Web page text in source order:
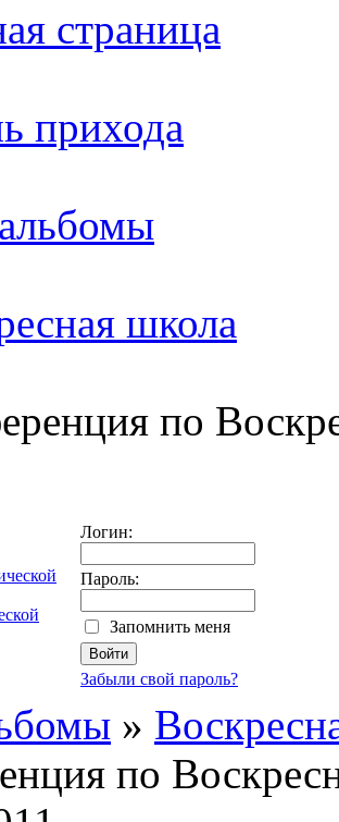
страница
прихода
школа
по
Логин:
Пароль:
Запомнить меня
Забыли свой пароль?
»
по